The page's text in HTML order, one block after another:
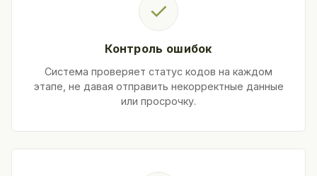
✓
Контроль ошибок
Система проверяет статус кодов на каждом
этапе, не давая отправить некорректные данные
или просрочку.